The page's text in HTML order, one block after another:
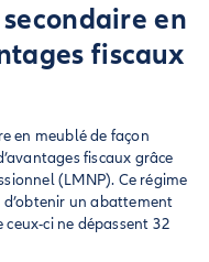
en
fiscaux
en meublé de façon
fiscaux grâce
(LMNP). Ce régime
un abattement
ci ne dépassent 32